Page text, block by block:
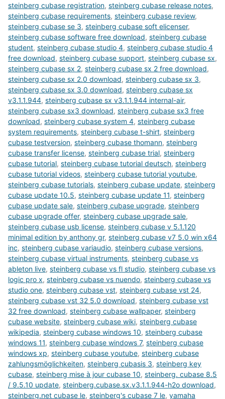
steinberg cubase registration, steinberg cubase release notes,
steinberg cubase requirements, steinberg cubase review,
steinberg cubase se 3, steinberg cubase soft elicenser,
steinberg cubase software free download, steinberg cubase
student, steinberg cubase studio 4, steinberg cubase studio 4
free download, steinberg cubase support, steinberg cubase sx,
steinberg cubase sx 2, steinberg cubase sx 2 free download,
steinberg cubase sx 2.0 download, steinberg cubase sx 3,
steinberg cubase sx 3.0 download, steinberg cubase sx
v3.1.1.944, steinberg cubase sx v3.1.1.944 internal-air,
steinberg cubase sx3 download, steinberg cubase sx3 free
download, steinberg cubase system 4, steinberg cubase
system requirements, steinberg cubase t-shirt, steinberg
cubase testversion, steinberg cubase thomann, steinberg
cubase transfer license, steinberg cubase trial, steinberg
cubase tutorial, steinberg cubase tutorial deutsch, steinberg
cubase tutorial videos, steinberg cubase tutorial youtube,
steinberg cubase tutorials, steinberg cubase update, steinberg
cubase update 10.5, steinberg cubase update 11, steinberg
cubase update sale, steinberg cubase upgrade, steinberg
cubase upgrade offer, steinberg cubase upgrade sale,
steinberg cubase usb license, steinberg cubase v 5.1.120
minimal edition by anthony gr, steinberg cubase v7 5.0 win x64
inc, steinberg cubase variaudio, steinberg cubase versions,
steinberg cubase virtual instruments, steinberg cubase vs
ableton live, steinberg cubase vs fl studio, steinberg cubase vs
logic pro x, steinberg cubase vs nuendo, steinberg cubase vs
studio one, steinberg cubase vst, steinberg cubase vst 24,
steinberg cubase vst 32 5.0 download, steinberg cubase vst
32 free download, steinberg cubase wallpaper, steinberg
cubase website, steinberg cubase wiki, steinberg cubase
wikipedia, steinberg cubase windows 10, steinberg cubase
windows 11, steinberg cubase windows 7, steinberg cubase
windows xp, steinberg cubase youtube, steinberg cubase
zahlungsmöglichkeiten, steinberg cubasis 3, steinberg key
cubase, steinberg mise à jour cubase 10, steinberg. cubase 8.5
/ 9.5.10 update, steinberg.cubase.sx.v3.1.1.944-h2o download,
steinberg.net cubase le, steinberg's cubase 7 le, yamaha